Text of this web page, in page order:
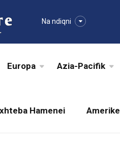
Na ndiqni
Europa Azia-Pacifik
Hamenei Amerike